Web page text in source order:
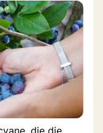
die die